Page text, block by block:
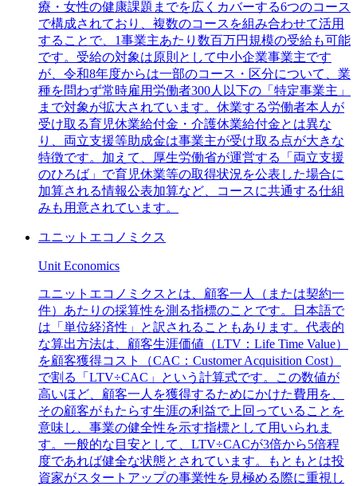
療・女性の健康課題までを広くカバーする6つのコース
で構成されており、複数のコースを組み合わせて活用
することで、1事業主あたり数百万円規模の受給も可能
です。受給の対象は原則として中小企業事業主です
が、令和8年度からは一部のコース・区分について、業
種を問わず常時雇用労働者300人以下の「特定事業主」
まで対象が拡大されています。休業する労働者本人が
受け取る育児休業給付金・介護休業給付金とは異な
り、両立支援等助成金は事業主が受け取る点が大きな
特徴です。加えて、厚生労働省が運営する「両立支援
のひろば」で育児休業等の取得状況を公表した場合に
加算される情報公表加算など、コースに共通する仕組
みも用意されています。
ユニットエコノミクス
Unit Economics
ユニットエコノミクスとは、顧客一人（または契約一
件）あたりの採算性を測る指標のことです。日本語で
は「単位経済性」と訳されることもあります。代表的
な算出方法は、顧客生涯価値（LTV：Life Time Value）
を顧客獲得コスト（CAC：Customer Acquisition Cost）
で割る「LTV÷CAC」という計算式です。この数値が
高いほど、顧客一人を獲得するためにかけた費用を、
その顧客がもたらす生涯の利益で上回っていることを
意味し、事業の健全性を示す指標として用いられま
す。一般的な目安として、LTV÷CACが3倍から5倍程
度であれば健全な状態とされています。もともとは投
資家がスタートアップの事業性を見極める際に重視し